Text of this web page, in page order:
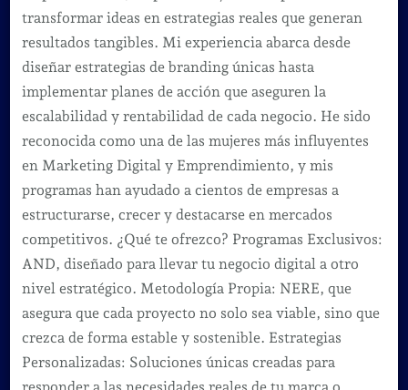
transformar ideas en estrategias reales que generan
resultados tangibles. Mi experiencia abarca desde
diseñar estrategias de branding únicas hasta
implementar planes de acción que aseguren la
escalabilidad y rentabilidad de cada negocio. He sido
reconocida como una de las mujeres más influyentes
en Marketing Digital y Emprendimiento, y mis
programas han ayudado a cientos de empresas a
estructurarse, crecer y destacarse en mercados
competitivos. ¿Qué te ofrezco? Programas Exclusivos:
AND, diseñado para llevar tu negocio digital a otro
nivel estratégico. Metodología Propia: NERE, que
asegura que cada proyecto no solo sea viable, sino que
crezca de forma estable y sostenible. Estrategias
Personalizadas: Soluciones únicas creadas para